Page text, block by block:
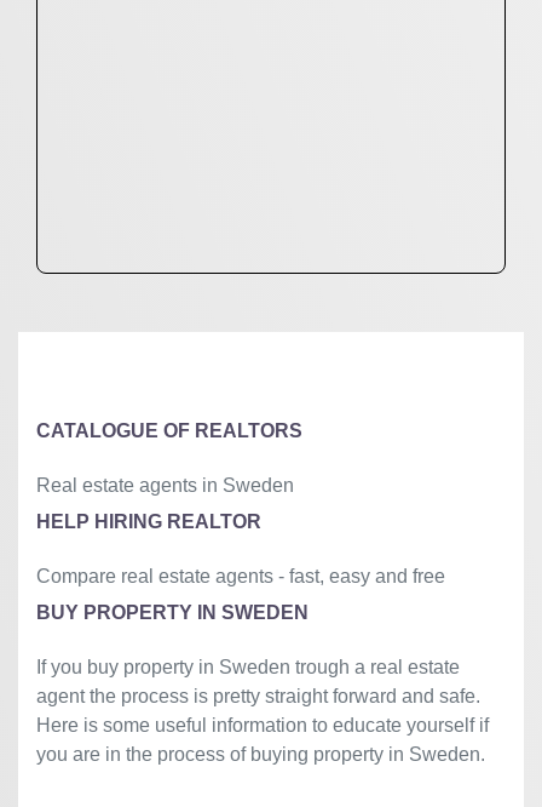
CATALOGUE OF REALTORS
Real estate agents in Sweden
HELP HIRING REALTOR
Compare real estate agents - fast, easy and free
BUY PROPERTY IN SWEDEN
If you buy property in Sweden trough a real estate
agent the process is pretty straight forward and safe.
Here is some useful information to educate yourself if
you are in the process of buying property in Sweden.